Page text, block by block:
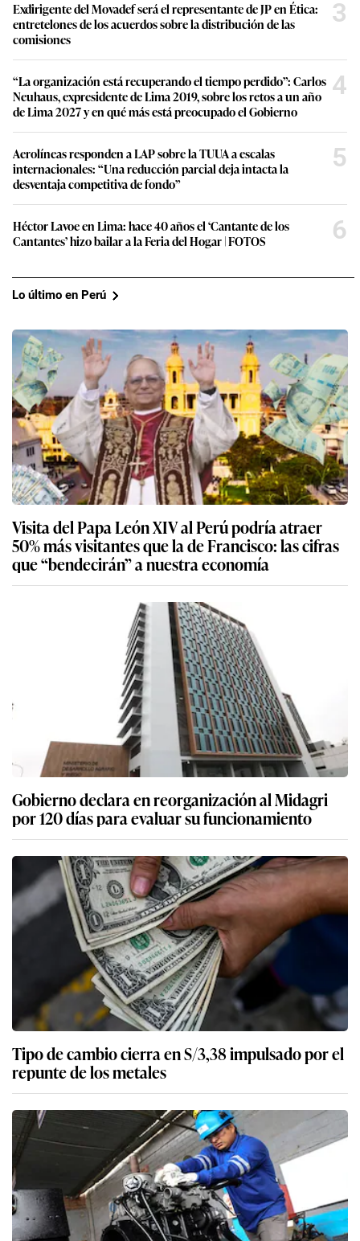
Exdirigente del Movadef será el representante de JP en Ética:
entretelones de los acuerdos sobre la distribución de las
comisiones
3
“La organización está recuperando el tiempo perdido”: Carlos
Neuhaus, expresidente de Lima 2019, sobre los retos a un año
de Lima 2027 y en qué más está preocupado el Gobierno
4
Aerolíneas responden a LAP sobre la TUUA a escalas
internacionales: “Una reducción parcial deja intacta la
desventaja competitiva de fondo”
5
Héctor Lavoe en Lima: hace 40 años el ‘Cantante de los
Cantantes’ hizo bailar a la Feria del Hogar | FOTOS
6
Lo último en Perú
Visita del Papa León XIV al Perú podría atraer
50% más visitantes que la de Francisco: las cifras
que “bendecirán” a nuestra economía
Gobierno declara en reorganización al Midagri
por 120 días para evaluar su funcionamiento
Tipo de cambio cierra en S/3,38 impulsado por el
repunte de los metales